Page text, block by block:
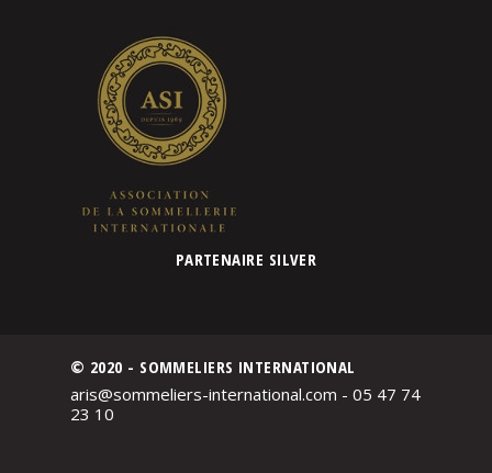
PARTENAIRE SILVER
© 2020 - SOMMELIERS INTERNATIONAL
aris@sommeliers-international.com - 05 47 74
23 10